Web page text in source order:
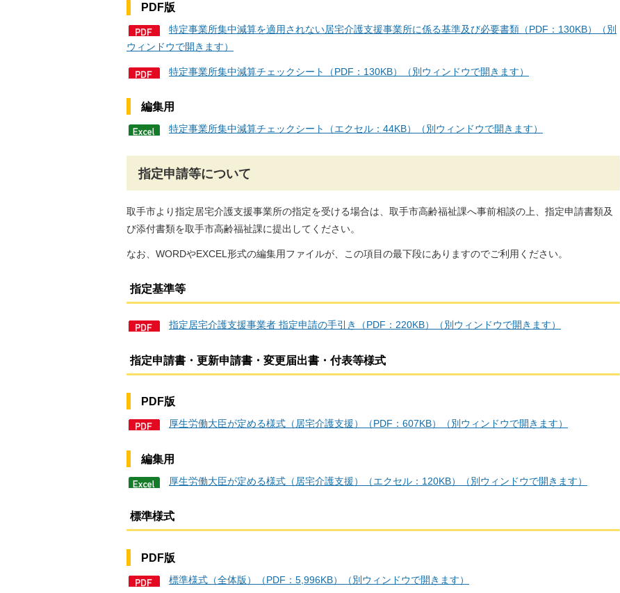
PDF版
特定事業所集中減算を適用されない居宅介護支援事業所に係る基準及び必要書類（PDF：130KB）（別
ウィンドウで開きます）
特定事業所集中減算チェックシート（PDF：130KB）（別ウィンドウで開きます）
編集用
特定事業所集中減算チェックシート（エクセル：44KB）（別ウィンドウで開きます）
指定申請等について
取手市より指定居宅介護支援事業所の指定を受ける場合は、取手市高齢福祉課へ事前相談の上、指定申請書類及
び添付書類を取手市高齢福祉課に提出してください。
なお、WORDやEXCEL形式の編集用ファイルが、この項目の最下段にありますのでご利用ください。
指定基準等
指定居宅介護支援事業者 指定申請の手引き（PDF：220KB）（別ウィンドウで開きます）
指定申請書・更新申請書・変更届出書・付表等様式
PDF版
厚生労働大臣が定める様式（居宅介護支援）（PDF：607KB）（別ウィンドウで開きます）
編集用
厚生労働大臣が定める様式（居宅介護支援）（エクセル：120KB）（別ウィンドウで開きます）
標準様式
PDF版
標準様式（全体版）（PDF：5,996KB）（別ウィンドウで開きます）